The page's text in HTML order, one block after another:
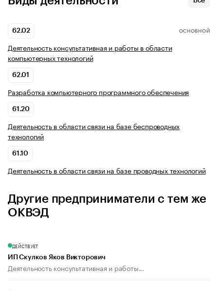
62.02 ОСНОВНОЙ
Деятельность консультативная и работы в области
компьютерных технологий
62.01
Разработка компьютерного программного обеспечения
61.20
Деятельность в области связи на базе беспроводных
технологий
61.10
Деятельность в области связи на базе проводных технологий
Другие предприниматели с тем же
ОКВЭД
ДЕЙСТВУЕТ
ИП Скулков Яков Викторович
Деятельность консультативная и работы...